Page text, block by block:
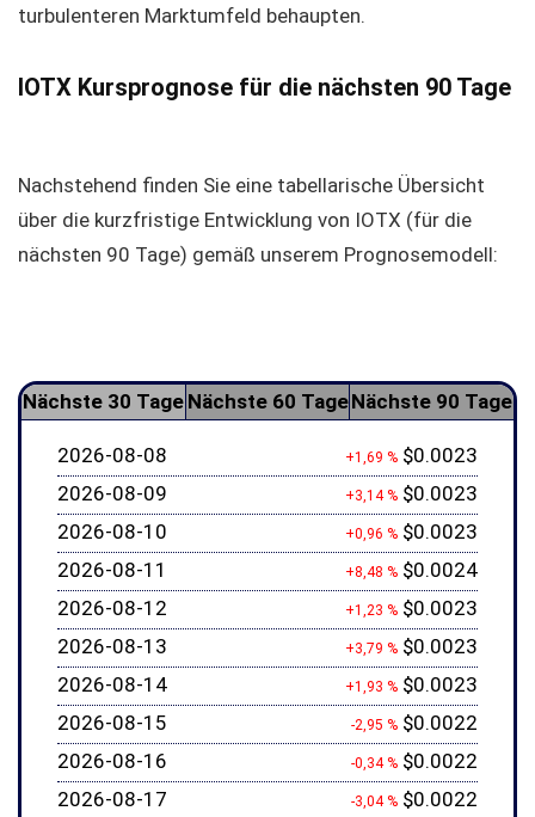
turbulenteren Marktumfeld behaupten.
IOTX Kursprognose für die nächsten 90 Tage
Nachstehend finden Sie eine tabellarische Übersicht
über die kurzfristige Entwicklung von IOTX (für die
nächsten 90 Tage) gemäß unserem Prognosemodell:
Nächste 30 Tage Nächste 60 TageNächste 90 Tage
2026-08-08 +1,69 % $0.0023
2026-08-09
+3,14 % $0.0023
2026-08-10
+0,96 % $0.0023
2026-08-11
+8,48 % $0.0024
2026-08-12
+1,23 % $0.0023
2026-08-13
+3,79 % $0.0023
2026-08-14
+1,93 % $0.0023
2026-08-15
-2,95 % $0.0022
2026-08-16
-0,34 % $0.0022
2026-08-17
-3,04 % $0.0022